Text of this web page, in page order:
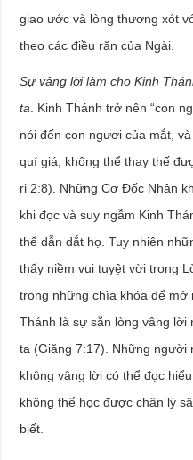
giao ước và lòng thương xót
theo các điều răn của Ngài.
Sự vâng lời làm cho Kinh
ta . Kinh Thánh trở nên “con
nói đến con ngươi của mắt,
quí giá, không thể thay thế
ri 2:8). Những Cơ Đốc Nhân
khi đọc và suy ngẫm Kinh
thể dẫn dắt họ. Tuy nhiên
thấy niềm vui tuyệt vời trong
trong những chìa khóa để mở
Thánh là sự sẵn lòng vâng lời
ta (Giăng 7:17). Những người
không vâng lời có thể đọc
không thể học được chân lý
biết.